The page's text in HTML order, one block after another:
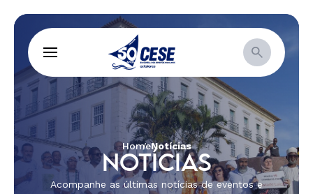
HomeNotícias
NOTÍCIAS
Acompanhe as últimas notícias de eventos e